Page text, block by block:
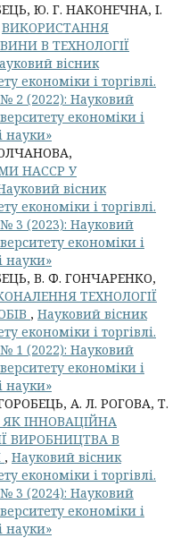
Ю. Г. НАКОНЕЧНА, І.
ВИКОРИСТАННЯ
В ТЕХНОЛОГІЇ
вісник
економіки і торгівлі.
№ 2 (2022): Науковий
економіки і
науки»
НАССР У
вісник
економіки і торгівлі.
№ 3 (2023): Науковий
економіки і
науки»
В. Ф. ГОНЧАРЕНКО,
ТЕХНОЛОГІЇ
, Науковий вісник
економіки і торгівлі.
№ 1 (2022): Науковий
економіки і
науки»
А. Л. РОГОВА, Т.
ЯК ІННОВАЦІЙНА
ВИРОБНИЦТВА В
, Науковий вісник
економіки і торгівлі.
№ 3 (2024): Науковий
економіки і
науки»